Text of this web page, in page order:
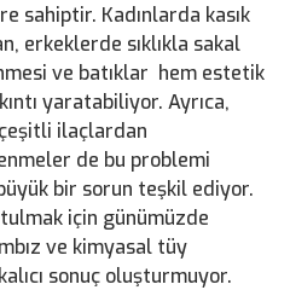
sahiptir. Kadınlarda kasık
erkeklerde sıklıkla sakal
ve batıklar hem estetik
yaratabiliyor. Ayrıca,
ilaçlardan
de bu problemi
bir sorun teşkil ediyor.
için günümüzde
ve kimyasal tüy
sonuç oluşturmuyor.